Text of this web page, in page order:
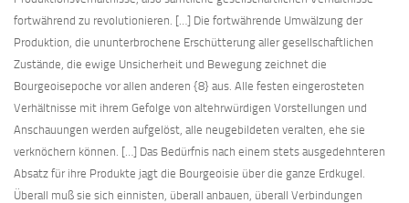
fortwährend zu revolutionieren. […] Die fortwährende Umwälzung der
Produktion, die ununterbrochene Erschütterung aller gesellschaftlichen
Zustände, die ewige Unsicherheit und Bewegung zeichnet die
Bourgeoisepoche vor allen anderen {8} aus. Alle festen eingerosteten
Verhältnisse mit ihrem Gefolge von altehrwürdigen Vorstellungen und
Anschauungen werden aufgelöst, alle neugebildeten veralten, ehe sie
verknöchern können. […] Das Bedürfnis nach einem stets ausgedehnteren
Absatz für ihre Produkte jagt die Bourgeoisie über die ganze Erdkugel.
Überall muß sie sich einnisten, überall anbauen, überall Verbindungen